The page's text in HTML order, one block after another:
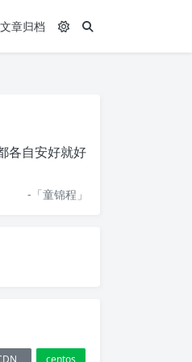
章归档
各自安好就好
-「童锦程 」
centos